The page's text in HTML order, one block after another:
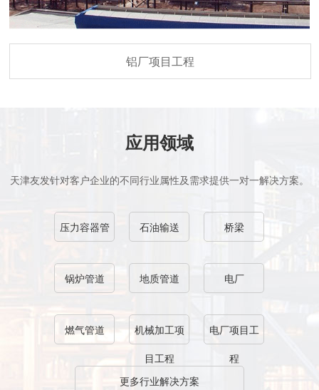
铝厂项目工程
应用领域
天津友发针对客户企业的不同行业属性及需求提供一对一解决方案。
压力容器管 石油输送 桥梁
锅炉管道 地质管道 电厂
燃气管道
机械加工项
目工程
电厂项目工
程
更多行业解决方案